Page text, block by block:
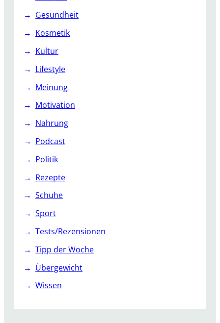
Gesundheit
Kosmetik
Kultur
Lifestyle
Meinung
Motivation
Nahrung
Podcast
Politik
Rezepte
Schuhe
Sport
Tests/Rezensionen
Tipp der Woche
Übergewicht
Wissen